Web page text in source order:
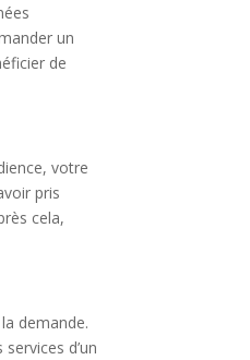
un
de
votre
pris
cela,
demande.
d’un